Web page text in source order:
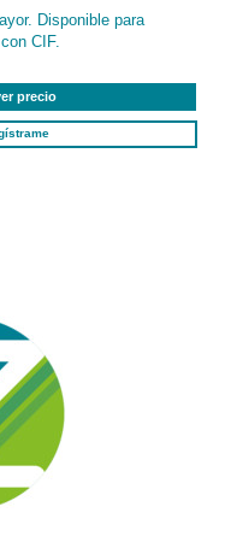
Disponible para
CIF.
precio